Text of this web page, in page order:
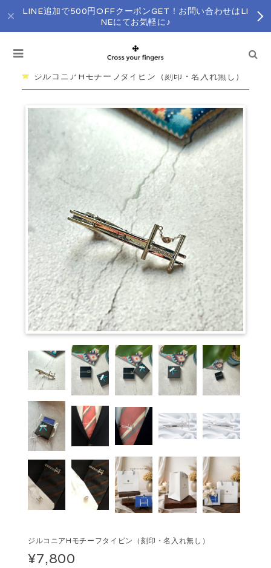
LINE追加で500円OFFクーポンGET！お問い合わせはLI
NEにてお気軽に♪
ジルコニアHモチーフタイピン（刻印・名入れ無し）
ジルコニアHモチーフタイピン（刻印・名入れ無し）
¥7,800